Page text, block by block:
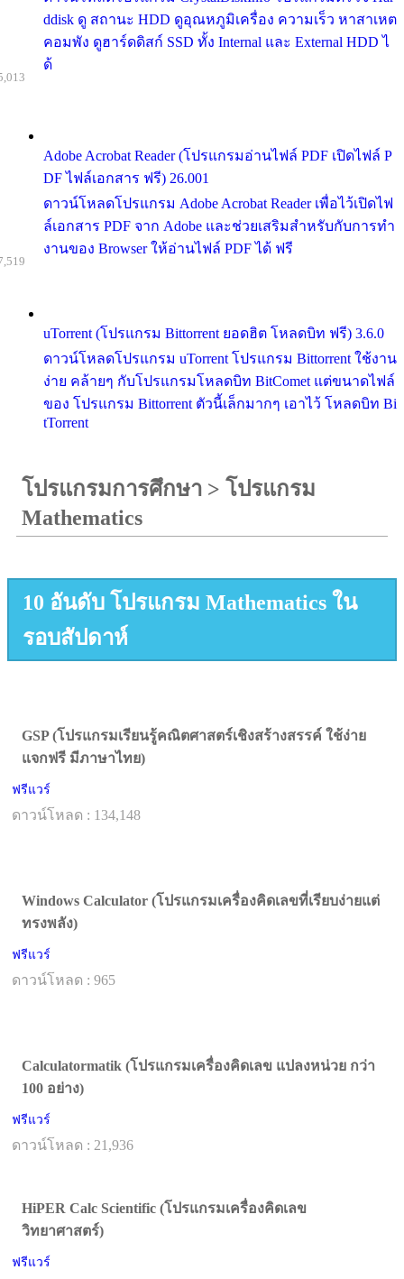
ddisk ดู สถานะ HDD ดูอุณหภูมิเครื่อง ความเร็ว หาสาเหต
คอมพัง ดูฮาร์ดดิสก์ SSD ทั้ง Internal และ External HDD ไ
ด้
Adobe Acrobat Reader (โปรแกรมอ่านไฟล์ PDF เปิดไฟล์ P
DF ไฟล์เอกสาร ฟรี) 26.001
ดาวน์โหลดโปรแกรม Adobe Acrobat Reader เพื่อไว้เปิดไฟ
ล์เอกสาร PDF จาก Adobe และช่วยเสริมสำหรับกับการทำ
งานของ Browser ให้อ่านไฟล์ PDF ได้ ฟรี
uTorrent (โปรแกรม Bittorrent ยอดฮิต โหลดบิท ฟรี) 3.6.0
ดาวน์โหลดโปรแกรม uTorrent โปรแกรม Bittorrent ใช้งาน
ง่าย คล้ายๆ กับโปรแกรมโหลดบิท BitComet แต่ขนาดไฟล์
ของ โปรแกรม Bittorrent ตัวนี้เล็กมากๆ เอาไว้ โหลดบิท Bi
tTorrent
โปรแกรมการศึกษา > โปรแกรม
Mathematics
10 อันดับ โปรแกรม Mathematics ใน
รอบสัปดาห์
GSP (โปรแกรมเรียนรู้คณิตศาสตร์เชิงสร้างสรรค์ ใช้ง่าย
แจกฟรี มีภาษาไทย)
ฟรีแวร์
ดาวน์โหลด : 134,148
Windows Calculator (โปรแกรมเครื่องคิดเลขที่เรียบง่ายแต่
ทรงพลัง)
ฟรีแวร์
ดาวน์โหลด : 965
Calculatormatik (โปรแกรมเครื่องคิดเลข แปลงหน่วย กว่า
100 อย่าง)
ฟรีแวร์
ดาวน์โหลด : 21,936
HiPER Calc Scientific (โปรแกรมเครื่องคิดเลข
วิทยาศาสตร์)
ฟรีแวร์